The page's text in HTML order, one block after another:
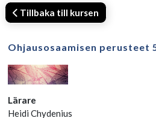
Tillbaka till kursen
Ohjausosaamisen perusteet
Lärare
Heidi Chydenius